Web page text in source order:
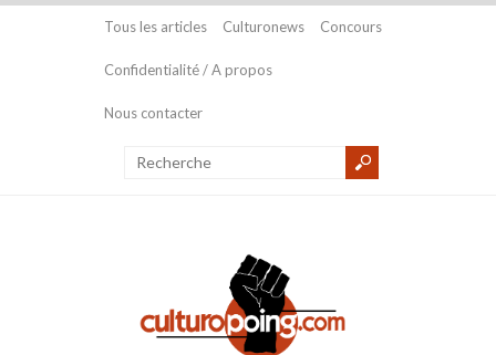
Tous les articles Culturonews Concours
Confidentialité / A propos
Nous contacter